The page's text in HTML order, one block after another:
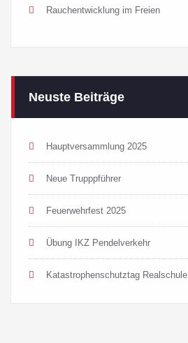
Rauchentwicklung im Freien
Neuste Beiträge
Hauptversammlung 2025
Neue Trupppführer
Feuerwehrfest 2025
Übung IKZ Pendelverkehr
Katastrophenschutztag Realschule